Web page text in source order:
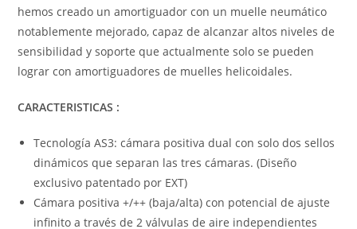
hemos creado un amortiguador con un muelle neumático
notablemente mejorado, capaz de alcanzar altos niveles de
sensibilidad y soporte que actualmente solo se pueden
lograr con amortiguadores de muelles helicoidales.
CARACTERISTICAS :
Tecnología AS3: cámara positiva dual con solo dos sellos
dinámicos que separan las tres cámaras. (Diseño
exclusivo patentado por EXT)
Cámara positiva +/++ (baja/alta) con potencial de ajuste
infinito a través de 2 válvulas de aire independientes